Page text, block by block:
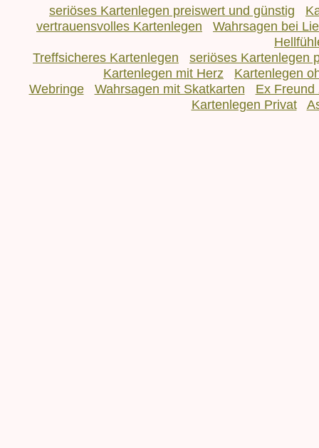
seriöses Kartenlegen preiswert und günstig
vertrauensvolles Kartenlegen
Wahrsagen bei
Treffsicheres Kartenlegen
seriöses Kartenlegen
Kartenlegen mit Herz
Kartenlegen
Webringe
Wahrsagen mit Skatkarten
Ex Freund
Kartenlegen Privat